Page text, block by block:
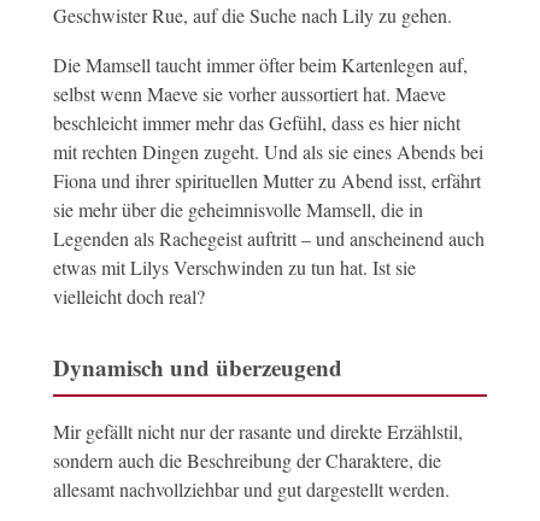
Geschwister Rue, auf die Suche nach Lily zu gehen.
Die Mamsell taucht immer öfter beim Kartenlegen auf,
selbst wenn Maeve sie vorher aussortiert hat. Maeve
beschleicht immer mehr das Gefühl, dass es hier nicht
mit rechten Dingen zugeht. Und als sie eines Abends bei
Fiona und ihrer spirituellen Mutter zu Abend isst, erfährt
sie mehr über die geheimnisvolle Mamsell, die in
Legenden als Rachegeist auftritt – und anscheinend auch
etwas mit Lilys Verschwinden zu tun hat. Ist sie
vielleicht doch real?
Dynamisch und überzeugend
Mir gefällt nicht nur der rasante und direkte Erzählstil,
sondern auch die Beschreibung der Charaktere, die
allesamt nachvollziehbar und gut dargestellt werden.